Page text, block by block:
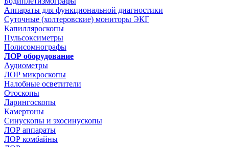
Аппараты для функциональной диагностики
Суточные (холтеровские) мониторы ЭКГ
Капилляроскопы
Пульсоксиметры
Полисомнографы
ЛОР оборудование
Аудиометры
ЛОР микроскопы
Налобные осветители
Отоскопы
Ларингоскопы
Камертоны
Синускопы и эхосинускопы
ЛОР аппараты
ЛОР комбайны